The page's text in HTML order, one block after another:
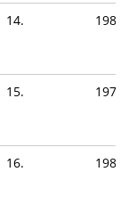
14. 1985
15. 1970
16. 1980